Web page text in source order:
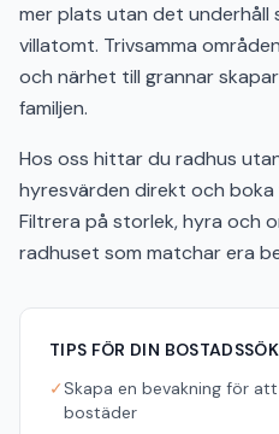
mer plats utan det underhåll
villatomt. Trivsamma
och närhet till grannar
familjen.
Hos oss hittar du radhus
hyresvärden direkt och boka
Filtrera på storlek, hyra och
radhuset som matchar era
TIPS FÖR DIN
✓Skapa en bevakning för
bostäder